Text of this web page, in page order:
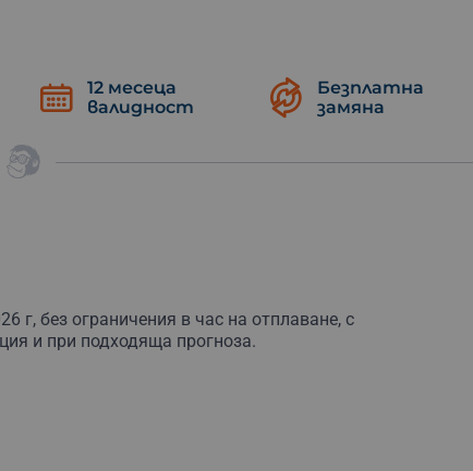
инструктаж
напълноотдаденина
преживяването.
от повод –достатъчноепростодаобичашморето.
12 месеца
валидност
Безплатна
замяна
г, без ограничения в час на отплаване, с
и при подходяща прогноза.